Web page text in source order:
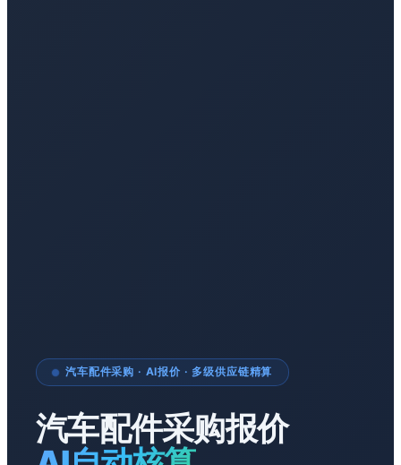
汽车配件采购 · AI报价 · 多级供应链精算
汽车配件采购报价